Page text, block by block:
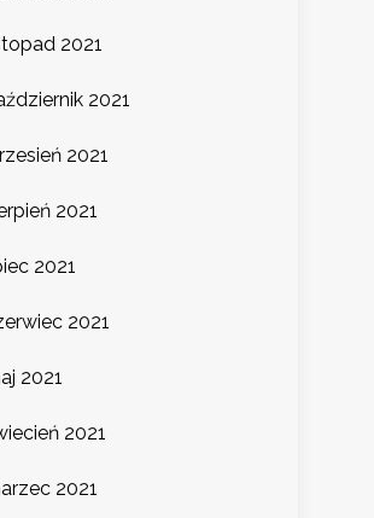
2021
2021
2021
2021
2021
2021
2021
2021
2021